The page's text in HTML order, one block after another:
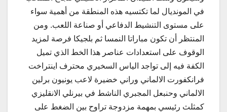
في المونديال لما تكتسيه هذه المنطقة من أهمية سواء
على مستوى التنشيط الدفاعي أو صناعة اللعب. ومن
المنتظر أن تكون مباراتا النمسا ثم بلجيكا فرصة لمزيد
الوقوف على استعدادات عناصر هذا الخط الذي تميل
الكفة فيه إلى تواجد الياس السخيري محترف اينتراخت
فرانكفورت الالماني وراني خضيرة لاعب يونيون برلين
الالماني وحنبعل المجبري الناشط في بيرنلي الانقليزي
كمثلث رئيسي بمهمة مزدوجة تراوح بين الضغط على